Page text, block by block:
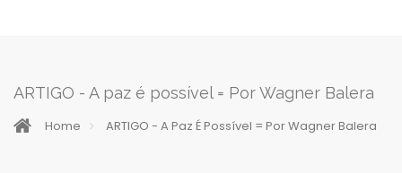
ARTIGO - A paz é possível = Por Wagner Balera
Home ARTIGO - A Paz É Possível = Por Wagner Balera